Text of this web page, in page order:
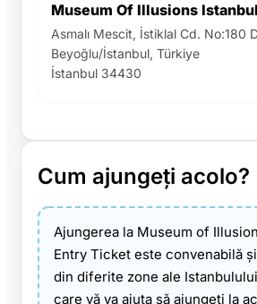
Museum Of Illusions
Asmalı Mescit, İstiklal Cd. No:180
Beyoğlu/İstanbul, Türkiye
İstanbul 34430
Cum ajungeți acolo?
Ajungerea la Museum of
Entry Ticket este convenabilă
din diferite zone ale
care vă va ajuta să ajungeți la